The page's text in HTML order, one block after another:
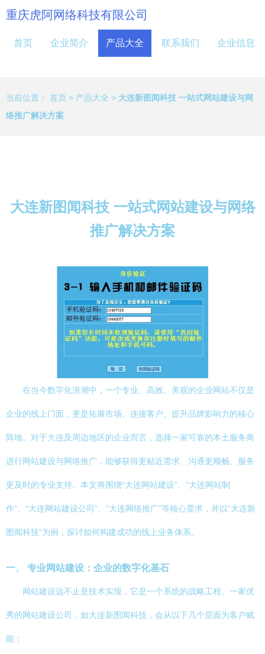
重庆虎阿网络科技有限公司
首页 企业简介 产品大全 联系我们 企业信息
当前位置： 首页 > 产品大全 > 大连新图闻科技 一站式网站建设与网
络推广解决方案
大连新图闻科技 一站式网站建设与网络
推广解决方案
在当今数字化浪潮中，一个专业、高效、美观的企业网站不仅是
企业的线上门面，更是拓展市场、连接客户、提升品牌影响力的核心
阵地。对于大连及周边地区的企业而言，选择一家可靠的本土服务商
进行网站建设与网络推广，能够获得更贴近需求、沟通更顺畅、服务
更及时的专业支持。本文将围绕“大连网站建设”、“大连网站制
作”、“大连网站建设公司”、“大连网络推广”等核心需求，并以“大连新
图闻科技”为例，探讨如何构建成功的线上业务体系。
一、 专业网站建设：企业的数字化基石
网站建设远不止是技术实现，它是一个系统的战略工程。一家优
秀的网站建设公司，如大连新图闻科技，会从以下几个层面为客户赋
能：